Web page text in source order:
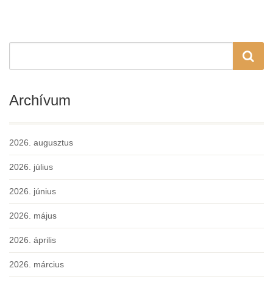
Archívum
2026. augusztus
2026. július
2026. június
2026. május
2026. április
2026. március